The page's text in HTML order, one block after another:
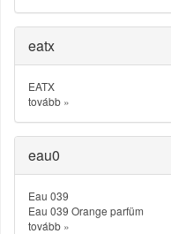
eatx
EATX
tovább »
eau0
Eau 039
Eau 039 Orange parfüm
tovább »